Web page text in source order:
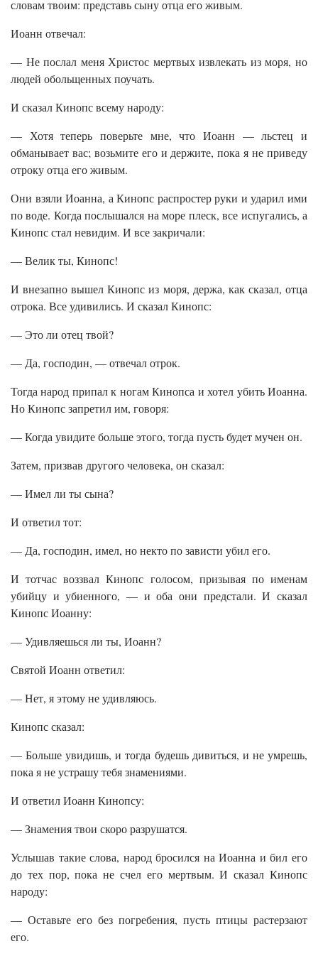
словам твоим: представь сыну отца его живым.
Иоанн отвечал:
— Не послал меня Христос мертвых извлекать из моря, но
людей обольщенных поучать.
И сказал Кинопс всему народу:
— Хотя теперь поверьте мне, что Иоанн — льстец и
обманывает вас; возьмите его и держите, пока я не приведу
отроку отца его живым.
Они взяли Иоанна, а Кинопс распростер руки и ударил ими
по воде. Когда послышался на море плеск, все испугались, а
Кинопс стал невидим. И все закричали:
— Велик ты, Кинопс!
И внезапно вышел Кинопс из моря, держа, как сказал, отца
отрока. Все удивились. И сказал Кинопс:
— Это ли отец твой?
— Да, господин, — отвечал отрок.
Тогда народ припал к ногам Кинопса и хотел убить Иоанна.
Но Кинопс запретил им, говоря:
— Когда увидите больше этого, тогда пусть будет мучен он.
Затем, призвав другого человека, он сказал:
— Имел ли ты сына?
И ответил тот:
— Да, господин, имел, но некто по зависти убил его.
И тотчас воззвал Кинопс голосом, призывая по именам
убийцу и убиенного, — и оба они предстали. И сказал
Кинопс Иоанну:
— Удивляешься ли ты, Иоанн?
Святой Иоанн ответил:
— Нет, я этому не удивляюсь.
Кинопс сказал:
— Больше увидишь, и тогда будешь дивиться, и не умрешь,
пока я не устрашу тебя знамениями.
И ответил Иоанн Кинопсу:
— Знамения твои скоро разрушатся.
Услышав такие слова, народ бросился на Иоанна и бил его
до тех пор, пока не счел его мертвым. И сказал Кинопс
народу:
— Оставьте его без погребения, пусть птицы растерзают
его.